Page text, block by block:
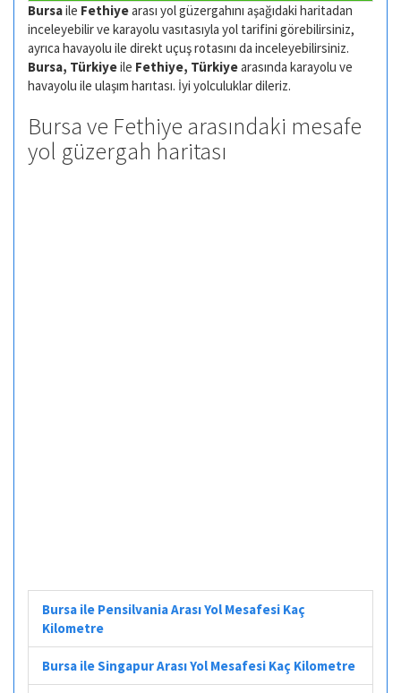
Bursaile Fethiyearası yol güzergahını aşağıdaki haritadan
inceleyebilir ve karayolu vasıtasıyla yol tarifini görebilirsiniz,
ayrıca havayolu ile direkt uçuş rotasını da inceleyebilirsiniz.
Bursa, Türkiyeile Fethiye, Türkiyearasında karayolu ve
havayolu ile ulaşım harıtası. İyi yolculuklar dileriz.
Bursa ve Fethiye arasındaki mesafe
yol güzergah haritası
Bursa ile Pensilvania Arası Yol Mesafesi Kaç
Kilometre
Bursa ile Singapur Arası Yol Mesafesi Kaç Kilometre